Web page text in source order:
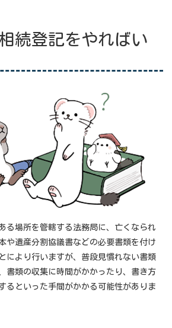
続登記をやればい
る場所を管轄する法務局に、亡くなられ
や遺産分割協議書などの必要書類を付け
により行いますが、普段見慣れない書類
書類の収集に時間がかかったり、書き方
るといった手間がかかる可能性がありま